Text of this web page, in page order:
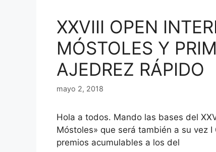
XXVIII OPEN
MÓSTOLES Y
AJEDREZ RÁPIDO
mayo 2, 2018
Hola a todos. Mando las bases del
Móstoles» que será también a su vez
premios acumulables a los del